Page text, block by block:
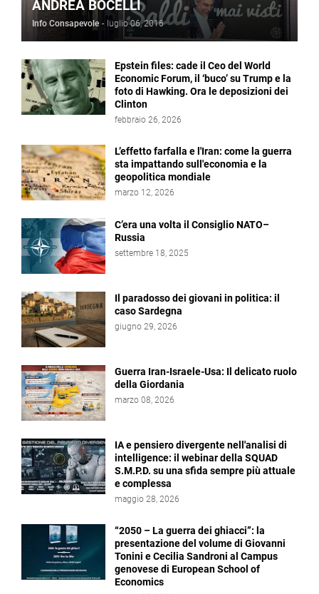
ANDREA BOCELLI
Info Consapevole - luglio 06, 2016
Epstein files: cade il Ceo del World
Economic Forum, il ‘buco’ su Trump e la
foto di Hawking. Ora le deposizioni dei
Clinton
febbraio 26, 2026
L’effetto farfalla e l'Iran: come la guerra
sta impattando sull'economia e la
geopolitica mondiale
marzo 12, 2026
C’era una volta il Consiglio NATO–
Russia
settembre 18, 2025
Il paradosso dei giovani in politica: il
caso Sardegna
giugno 29, 2026
Guerra Iran-Israele-Usa: Il delicato ruolo
della Giordania
marzo 08, 2026
IA e pensiero divergente nell'analisi di
intelligence: il webinar della SQUAD
S.M.P.D. su una sfida sempre più attuale
e complessa
maggio 28, 2026
“2050 – La guerra dei ghiacci”: la
presentazione del volume di Giovanni
Tonini e Cecilia Sandroni al Campus
genovese di European School of
Economics